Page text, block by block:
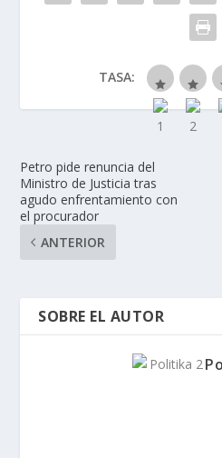
TASA:
Petro pide renuncia del
Ministro de Justicia tras
agudo enfrentamiento con
el procurador
ANTERIOR
SOBRE EL AUTOR